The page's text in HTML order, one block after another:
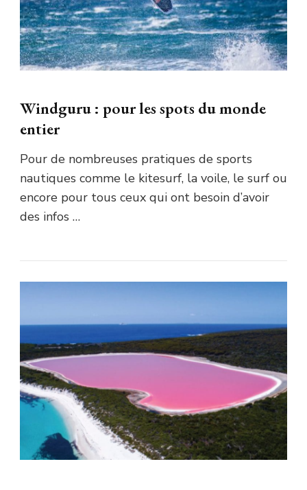
Windguru : pour les spots du monde
entier
Pour de nombreuses pratiques de sports
nautiques comme le kitesurf, la voile, le surf ou
encore pour tous ceux qui ont besoin d’avoir
des infos …